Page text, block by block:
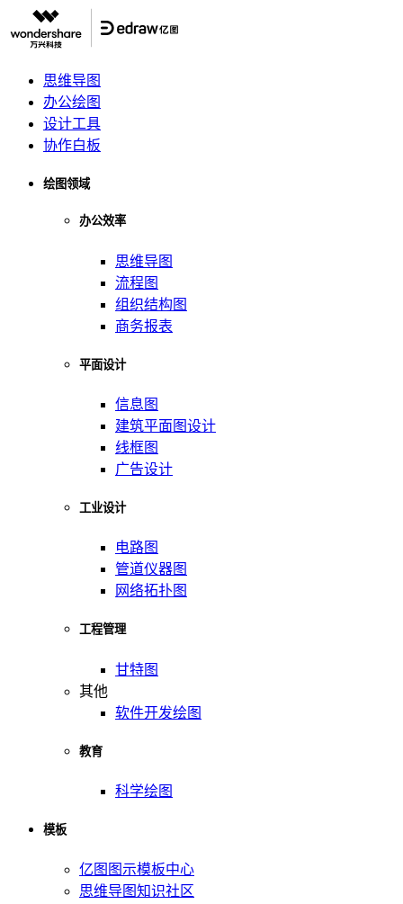
思维导图
办公绘图
设计工具
协作白板
绘图领域
办公效率
思维导图
流程图
组织结构图
商务报表
平面设计
信息图
建筑平面图设计
线框图
广告设计
工业设计
电路图
管道仪器图
网络拓扑图
工程管理
甘特图
其他
软件开发绘图
教育
科学绘图
模板
亿图图示模板中心
思维导图知识社区